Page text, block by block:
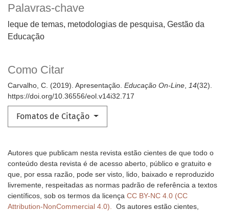
Palavras-chave
leque de temas metodologias de pesquisa Gestão da
Educação
Como Citar
Carvalho, C. (2019). Apresentação. Educação On-Line, 14(32).
https://doi.org/10.36556/eol.v14i32.717
Fomatos de Citação
Autores que publicam nesta revista estão cientes de que todo o
conteúdo desta revista é de acesso aberto, público e gratuito e
que, por essa razão, pode ser visto, lido, baixado e reproduzido
livremente, respeitadas as normas padrão de referência a textos
científicos, sob os termos da licença CC BY-NC 4.0 (CC
Attribution-NonCommercial 4.0). Os autores estão cientes,